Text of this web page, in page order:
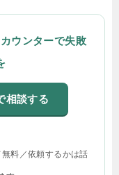
ウンターで失敗
相談する
料／依頼するかは話